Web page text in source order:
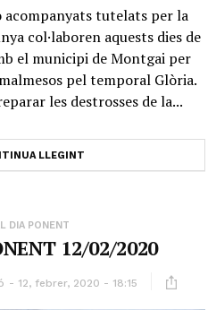
acompanyats tutelats per la
col·laboren aquests dies de
el municipi de Montgai per
pel temporal Glòria.
les destrosses de la...
LLEGINT
DIA PONENT
12/02/2020
12, febrer, 2020 - 18:15